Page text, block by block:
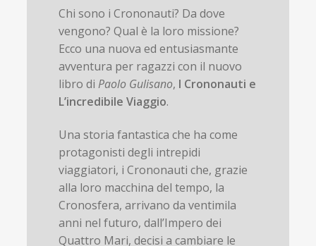
Chi sono i Crononauti? Da dove
vengono? Qual è la loro missione?
Ecco una nuova ed entusiasmante
avventura per ragazzi con il nuovo
libro di Paolo Gulisano, I Crononauti e
L’incredibile Viaggio.
Una storia fantastica che ha come
protagonisti degli intrepidi
viaggiatori, i Crononauti che, grazie
alla loro macchina del tempo, la
Cronosfera, arrivano da ventimila
anni nel futuro, dall’Impero dei
Quattro Mari, decisi a cambiare le